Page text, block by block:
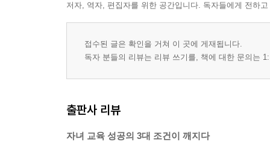
저자, 역자, 편집자를 위한 공간입니다. 독자들에게 전하
접수된 글은 확인을 거쳐 이 곳에 게재됩니다.
독자 분들의 리뷰는 리뷰 쓰기를, 책에 대한 문의는
출판사 리뷰
자녀 교육 성공의 3대 조건이 깨지다